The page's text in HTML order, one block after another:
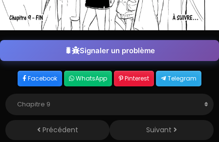
Signaler un problème
Facebook WhatsApp Pinterest Telegram
Précédent Suivant